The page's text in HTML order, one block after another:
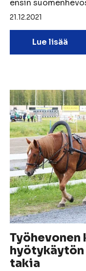
ensin
21.12.2021
Lue lisää
takia